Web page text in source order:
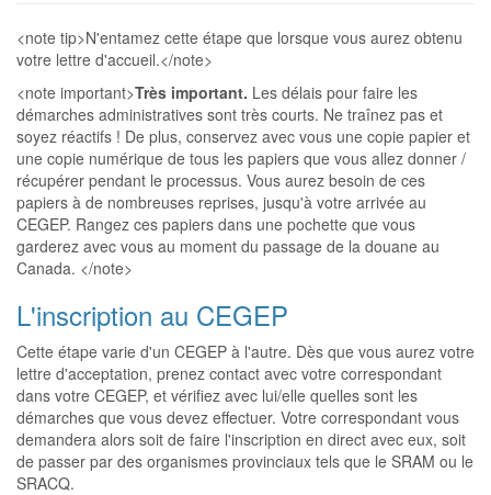
<note tip>N'entamez cette étape que lorsque vous aurez obtenu
votre lettre d'accueil.</note>
<note important>Très important. Les délais pour faire les
démarches administratives sont très courts. Ne traînez pas et
soyez réactifs ! De plus, conservez avec vous une copie papier et
une copie numérique de tous les papiers que vous allez donner /
récupérer pendant le processus. Vous aurez besoin de ces
papiers à de nombreuses reprises, jusqu'à votre arrivée au
CEGEP. Rangez ces papiers dans une pochette que vous
garderez avec vous au moment du passage de la douane au
Canada. </note>
L'inscription au CEGEP
Cette étape varie d'un CEGEP à l'autre. Dès que vous aurez votre
lettre d'acceptation, prenez contact avec votre correspondant
dans votre CEGEP, et vérifiez avec lui/elle quelles sont les
démarches que vous devez effectuer. Votre correspondant vous
demandera alors soit de faire l'inscription en direct avec eux, soit
de passer par des organismes provinciaux tels que le SRAM ou le
SRACQ.